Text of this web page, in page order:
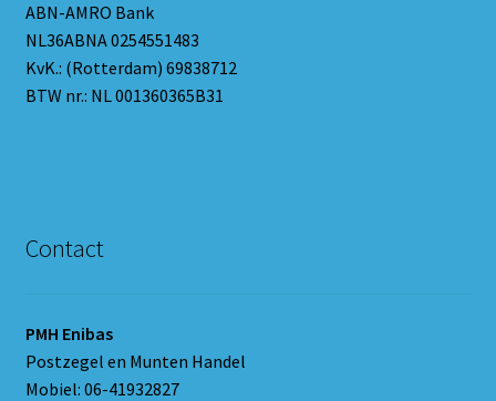
ABN-AMRO Bank
NL36ABNA 0254551483
KvK.: (Rotterdam) 69838712
BTW nr.: NL 001360365B31
Contact
PMH Enibas
Postzegel en Munten Handel
Mobiel: 06-41932827